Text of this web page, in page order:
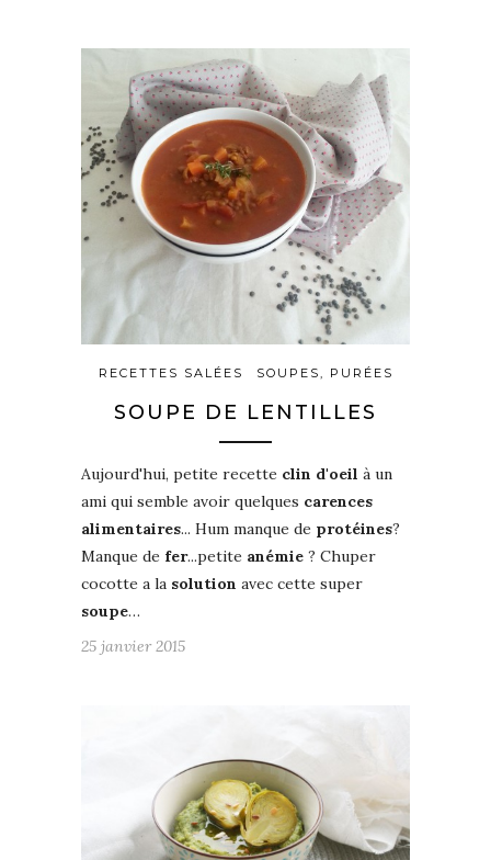
RECETTES SALÉES SOUPES, PURÉES
SOUPE DE LENTILLES
Aujourd'hui, petite recette clin d'oeil à un
ami qui semble avoir quelques carences
alimentaires... Hum manque de protéines?
Manque de fer...petite anémie ? Chuper
cocotte a la solution avec cette super
soupe…
25 janvier 2015